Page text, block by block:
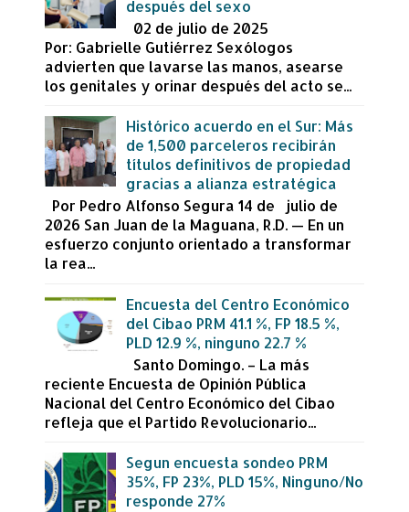
después del sexo
02 de julio de 2025
Por: Gabrielle Gutiérrez Sexólogos
advierten que lavarse las manos, asearse
los genitales y orinar después del acto se...
Histórico acuerdo en el Sur: Más
de 1,500 parceleros recibirán
títulos definitivos de propiedad
gracias a alianza estratégica
Por Pedro Alfonso Segura 14 de julio de
2026 San Juan de la Maguana, R.D. — En un
esfuerzo conjunto orientado a transformar
la rea...
Encuesta del Centro Económico
del Cibao PRM 41.1 %, FP 18.5 %,
PLD 12.9 %, ninguno 22.7 %
Santo Domingo. – La más
reciente Encuesta de Opinión Pública
Nacional del Centro Económico del Cibao
refleja que el Partido Revolucionario...
Segun encuesta sondeo PRM
35%, FP 23%, PLD 15%, Ninguno/No
responde 27%